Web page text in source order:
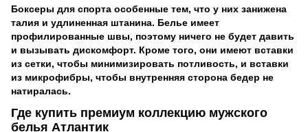
Боксеры для спорта особенные тем, что у них занижена
талия и удлиненная штанина. Белье имеет
профилированные швы, поэтому ничего не будет давить
и вызывать дискомфорт. Кроме того, они имеют вставки
из сетки, чтобы минимизировать потливость, и вставки
из микрофибры, чтобы внутренняя сторона бедер не
натиралась.
Где купить премиум коллекцию мужского
белья Атлантик